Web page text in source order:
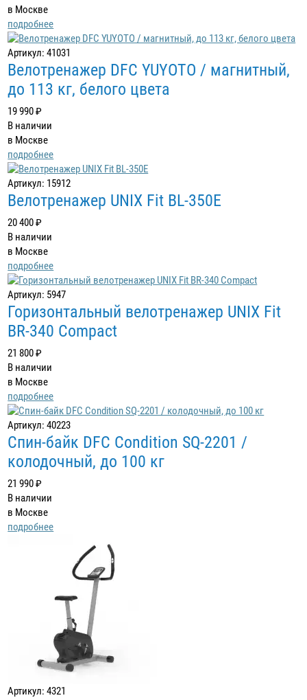
в Москве
подробнее
Артикул: 41031
Велотренажер DFC YUYOTO / магнитный,
до 113 кг, белого цвета
19 990 ₽
В наличии
в Москве
подробнее
Артикул: 15912
Велотренажер UNIX Fit BL-350E
20 400 ₽
В наличии
в Москве
подробнее
Артикул: 5947
Горизонтальный велотренажер UNIX Fit
BR-340 Compact
21 800 ₽
В наличии
в Москве
подробнее
Артикул: 40223
Спин-байк DFC Condition SQ-2201 /
колодочный, до 100 кг
21 990 ₽
В наличии
в Москве
подробнее
Артикул: 4321